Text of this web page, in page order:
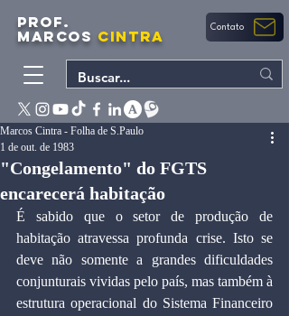
PROF.
MARCOS CINTRA Contato
"Congelamento" do FGTS
encarecerá habitação
Marcos Cintra - Folha de S.Paulo
1 de out. de 1983
É sabido que o setor de produção de
habitação atravessa profunda crise. Isto se
deve não somente a grandes dificuldades
conjunturais vividas pelo país, mas também à
estrutura operacional do Sistema Financeiro